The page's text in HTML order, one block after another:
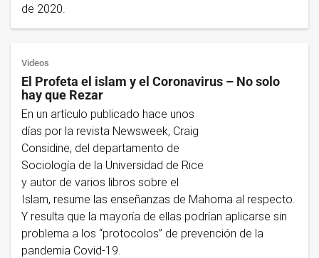
de 2020.
Videos
El Profeta el islam y el Coronavirus – No solo
hay que Rezar
En un artículo publicado hace unos
días por la revista Newsweek, Craig
Considine, del departamento de
Sociología de la Universidad de Rice
y autor de varios libros sobre el
Islam, resume las enseñanzas de Mahoma al respecto.
Y resulta que la mayoría de ellas podrían aplicarse sin
problema a los “protocolos” de prevención de la
pandemia Covid-19.